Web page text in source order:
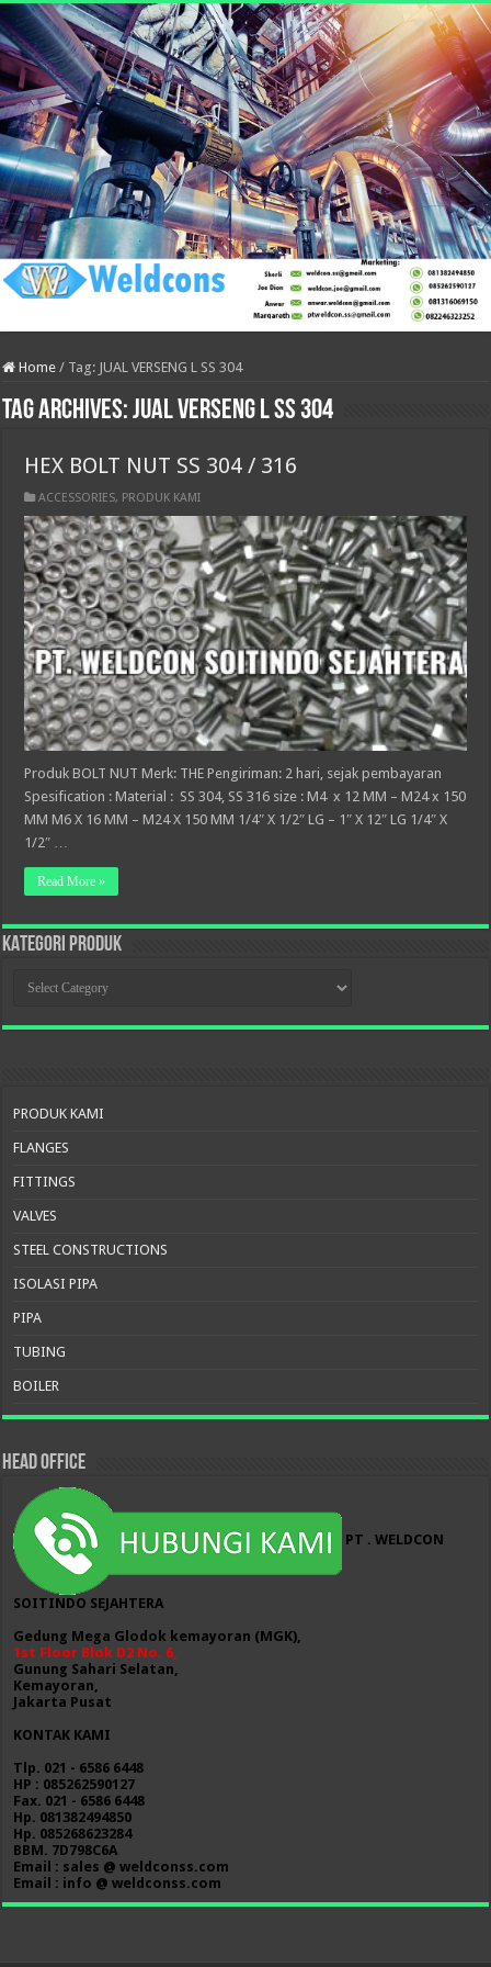
Home / Tag: JUAL VERSENG L SS 304
Tag Archives:JUAL VERSENG L SS 304
HEX BOLT NUT SS 304 / 316
ACCESSORIES, PRODUK KAMI
Produk BOLT NUT Merk: THE Pengiriman: 2 hari, sejak pembayaran
Spesification : Material : SS 304, SS 316 size : M4 x 12 MM – M24 x 150
MM M6 X 16 MM – M24 X 150 MM 1/4″ X 1/2″ LG – 1″ X 12″ LG 1/4″ X
1/2″ …
Read More »
KATEGORI PRODUK
PRODUK
PRODUK KAMI
FLANGES
FITTINGS
VALVES
STEEL CONSTRUCTIONS
ISOLASI PIPA
PIPA
TUBING
BOILER
HEAD OFFICE
PT . WELDCON
SOITINDO SEJAHTERA
Gedung Mega Glodok kemayoran (MGK),
1st Floor Blok D2 No. 6,
Gunung Sahari Selatan,
Kemayoran,
Jakarta Pusat
KONTAK KAMI
Tlp. 021 - 6586 6448
HP : 085262590127
Fax. 021 - 6586 6448
Hp. 081382494850
Hp. 085268623284
BBM. 7D798C6A
Email : sales @ weldconss.com
Email : info @ weldconss.com